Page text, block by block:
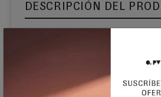
DESCRIPCIÓN DEL
por ningún lente mensual.
acondicionado, aire polvoriento o
incomodidad e irritación. Los
ACUVUE® OASYS® con